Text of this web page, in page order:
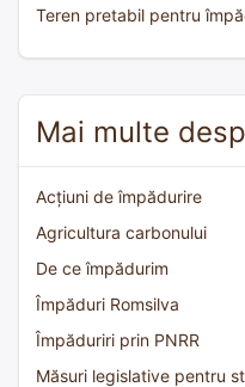
Teren pretabil pentru
Mai multe
Acțiuni de împădurire
Agricultura carbonului
De ce împădurim
Împăduri Romsilva
Împăduriri prin PNRR
Măsuri legislative pentru